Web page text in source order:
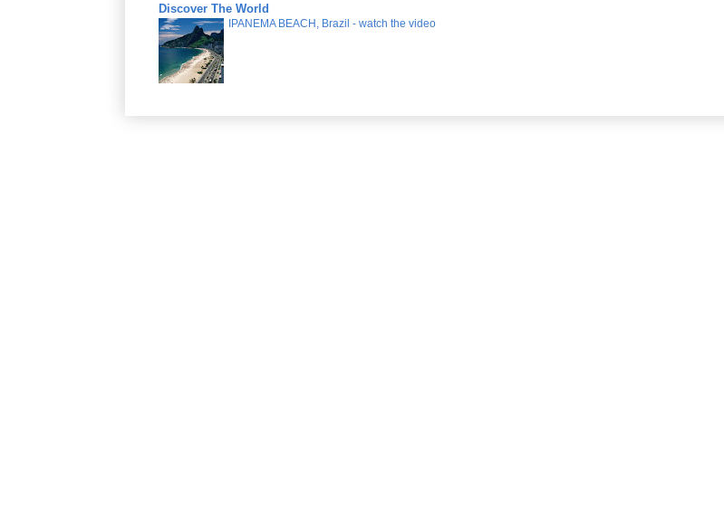
Discover The World
IPANEMA BEACH, Brazil - watch the video